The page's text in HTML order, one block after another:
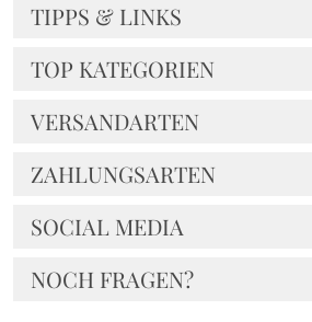
TIPPS & LINKS
TOP KATEGORIEN
NOCH FRAGEN?
VERSANDARTEN
ZAHLUNGSARTEN
SOCIAL MEDIA